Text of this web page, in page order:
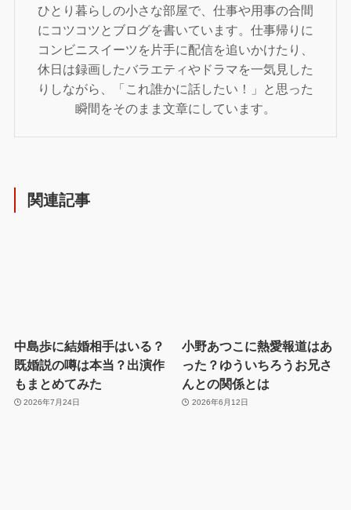
ひとり暮らしの小さな部屋で、仕事や用事の合間
にコツコツとブログを書いています。仕事帰りに
コンビニスイーツを片手に配信を追いかけたり、
休日は録画したバラエティやドラマを一気見した
りしながら、「これ誰かに話したい！」と思った
瞬間をそのまま文章にしています。
関連記事
中島歩に結婚相手はいる？
既婚説の噂は本当？出演作
もまとめてみた
2026年7月24日
小野あつこに熱愛報道はあ
った？ゆういちろうお兄さ
んとの関係とは
2026年6月12日